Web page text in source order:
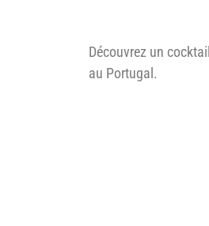
Découvrez un
au Portugal.